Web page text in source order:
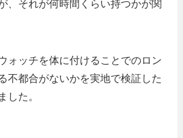
、それが何時間くらい持つかが関
ォッチを体に付けることでのロン
不都合がないかを実地で検証した
した。